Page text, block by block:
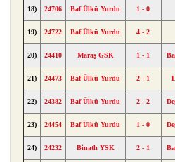
18) 24706 Baf Ülkü Yurdu 1 - 0
19) 24722 Baf Ülkü Yurdu 4 - 2
20) 24410 Maraş GSK 1 - 1
21) 24473 Baf Ülkü Yurdu 2 - 1
22) 24382 Baf Ülkü Yurdu 2 - 2
23) 24454 Baf Ülkü Yurdu 1 - 0
24) 24232 Binatlı YSK 2 - 1